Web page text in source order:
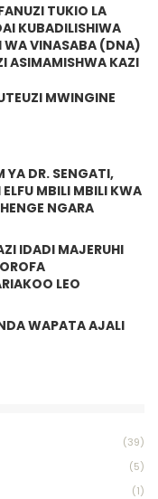
TUKIO LA
KUBADILISHIWA
WA VINASABA (DNA)
ASIMAMISHWA KAZI
MWINGINE
YA DR. SENGATI,
MBILI MBILI KWA
NGARA
IDADI MAJERUHI
LEO
WAPATA AJALI
(39)
(5)
(1)